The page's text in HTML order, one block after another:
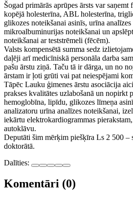
Šogad primārās aprūpes ārsts var
kopējā holesterīna, ABL holesterīna,
glikozes noteikšanai asinīs, urīna
mikroalbuminurijas noteikšanai un
noteikšanai ar teststrēmeli (fēcēm).
Valsts kompensētā summa sedz
daļēji arī medicīniskā personāla darba
pašu ārstu ziņā. Taču tā ir dārga, un no
ārstam ir ļoti grūti vai pat neiespējami
Tāpēc Lauku ģimenes ārstu asociācija
prakses kvalitātes uzlabošanā un nopirkt
hemoglobīna, lipīdu, glikozes līmeņa
analizatoru urīna analīzes noteikšanai,
iekārtu elektrokardiogrammas
autoklāvu.
Deputāti šim mērķim piešķīra Ls 2 500 –
doktorātā.
Dalīties:
Komentāri (0)